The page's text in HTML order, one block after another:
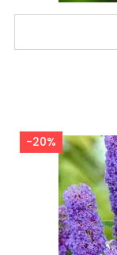
-20%